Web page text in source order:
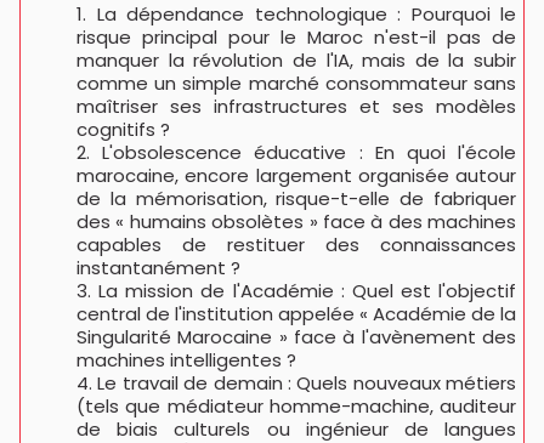
La dépendance technologique : Pourquoi le
risque principal pour le Maroc n'est-il pas de
manquer la révolution de l'IA, mais de la subir
comme un simple marché consommateur sans
maîtriser ses infrastructures et ses modèles
cognitifs ?
L'obsolescence éducative : En quoi l'école
marocaine, encore largement organisée autour
de la mémorisation, risque-t-elle de fabriquer
des « humains obsolètes » face à des machines
capables de restituer des connaissances
instantanément ?
La mission de l'Académie : Quel est l'objectif
central de l'institution appelée « Académie de la
Singularité Marocaine » face à l'avènement des
machines intelligentes ?
Le travail de demain : Quels nouveaux métiers
(tels que médiateur homme-machine, auditeur
de biais culturels ou ingénieur de langues